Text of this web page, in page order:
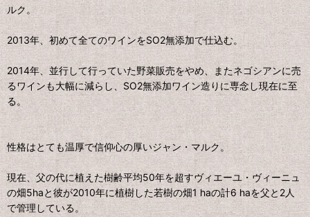
ルク。
2013年、初めて全てのワインをSO2無添加で仕込む。
2014年、並行して行っていた野菜販売をやめ、またネゴシアンに売
るワインも大幅に減らし、SO2無添加ワイン造りに専念し現在に至
る。
性格はとても温厚で信仰心の厚いジャン・マルク。
現在、父の代に植えた樹齢平均50年を超すヴィエーユ・ヴィーニュ
の畑5haと彼が2010年に植樹した若樹の畑1 haの計6 haを父と2人
で管理している。